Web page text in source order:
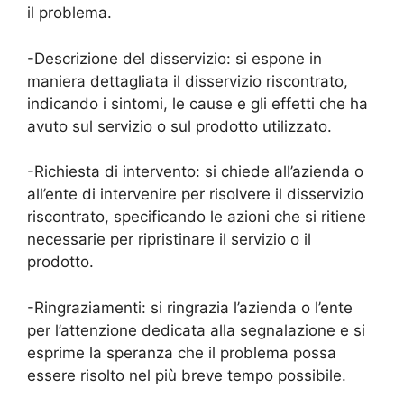
il problema.
-Descrizione del disservizio: si espone in
maniera dettagliata il disservizio riscontrato,
indicando i sintomi, le cause e gli effetti che ha
avuto sul servizio o sul prodotto utilizzato.
-Richiesta di intervento: si chiede all’azienda o
all’ente di intervenire per risolvere il disservizio
riscontrato, specificando le azioni che si ritiene
necessarie per ripristinare il servizio o il
prodotto.
-Ringraziamenti: si ringrazia l’azienda o l’ente
per l’attenzione dedicata alla segnalazione e si
esprime la speranza che il problema possa
essere risolto nel più breve tempo possibile.